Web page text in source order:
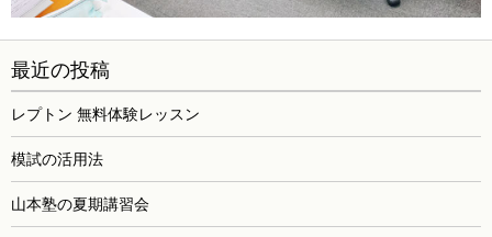
最近の投稿
レプトン 無料体験レッスン
模試の活用法
山本塾の夏期講習会